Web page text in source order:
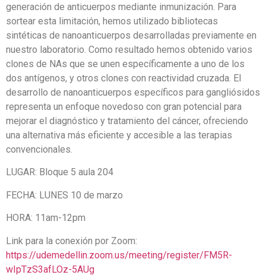
generación de anticuerpos mediante inmunización. Para
sortear esta limitación, hemos utilizado bibliotecas
sintéticas de nanoanticuerpos desarrolladas previamente en
nuestro laboratorio. Como resultado hemos obtenido varios
clones de NAs que se unen específicamente a uno de los
dos antígenos, y otros clones con reactividad cruzada. El
desarrollo de nanoanticuerpos específicos para gangliósidos
representa un enfoque novedoso con gran potencial para
mejorar el diagnóstico y tratamiento del cáncer, ofreciendo
una alternativa más eficiente y accesible a las terapias
convencionales.
LUGAR: Bloque 5 aula 204
FECHA: LUNES 10 de marzo
HORA: 11am-12pm
Link para la conexión por Zoom:
https://udemedellin.zoom.us/meeting/register/FM5R-
wIpTzS3afLOz-5AUg